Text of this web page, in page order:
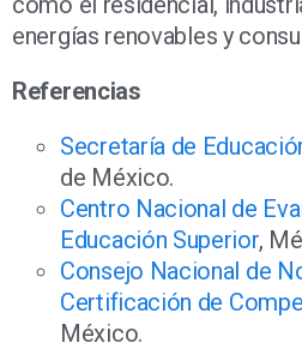
energías renovables y
Referencias
Secretaría de
de México.
Centro Nacional de
Educación Superior,
Consejo Nacional de
Certificación de
México.